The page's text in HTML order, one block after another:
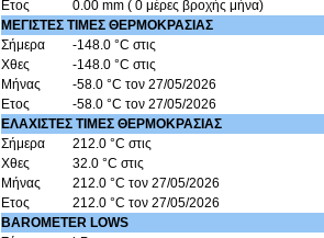
Ετος
0.00 mm ( 0 μέρες βροχής μήνα)
ΜΕΓΙΣΤΕΣ ΤΙΜΕΣ ΘΕΡΜΟΚΡΑΣΙΑΣ
Σήμερα
-148.0 °C στις
Χθες
-148.0 °C στις
Μήνας
-58.0 °C τον 27/05/2026
Ετος
-58.0 °C τον 27/05/2026
ΕΛΑΧΙΣΤΕΣ ΤΙΜΕΣ ΘΕΡΜΟΚΡΑΣΙΑΣ
Σήμερα
212.0 °C στις
Χθες
32.0 °C στις
Μήνας
212.0 °C τον 27/05/2026
Ετος
212.0 °C τον 27/05/2026
BAROMETER LOWS